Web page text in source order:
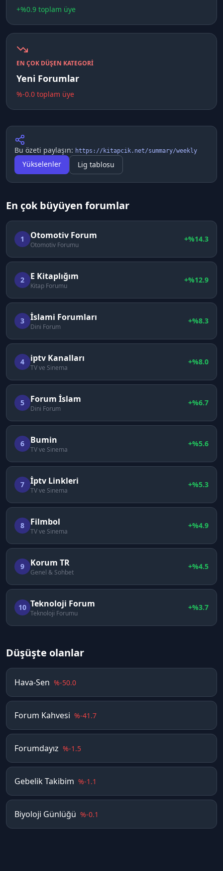
+%0.9 toplam üye
EN ÇOK DÜŞEN KATEGORI
Yeni Forumlar
%-0.0 toplam üye
Bu özeti paylaşın: https://kitapcik.net/summary/weekly
Yükselenler Lig tablosu
En çok büyüyen forumlar
1 Otomotiv Forum
Otomotiv Forumu
+%14.3
2 E Kitaplığım
Kitap Forumu
+%12.9
3 İslami Forumları
Dini Forum
+%8.3
4 iptv Kanalları
TV ve Sinema
+%8.0
5 Forum İslam
Dini Forum
+%6.7
6 Bumin
TV ve Sinema
+%5.6
7 İptv Linkleri
TV ve Sinema
+%5.3
8 Filmbol
TV ve Sinema
+%4.9
9 Korum TR
Genel & Sohbet
+%4.5
10 Teknoloji Forum
Teknoloji Forumu
+%3.7
Düşüşte olanlar
Hava-Sen %-50.0
Forum Kahvesi %-41.7
Forumdayız %-1.5
Gebelik Takibim %-1.1
Biyoloji Günlüğü %-0.1